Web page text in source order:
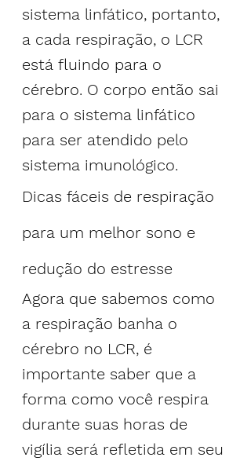
sistema linfático, portanto,
a cada respiração, o LCR
está fluindo para o
cérebro. O corpo então sai
para o sistema linfático
para ser atendido pelo
sistema imunológico.
Dicas fáceis de respiração
para um melhor sono e
redução do estresse
Agora que sabemos como
a respiração banha o
cérebro no LCR, é
importante saber que a
forma como você respira
durante suas horas de
vigília será refletida em seu